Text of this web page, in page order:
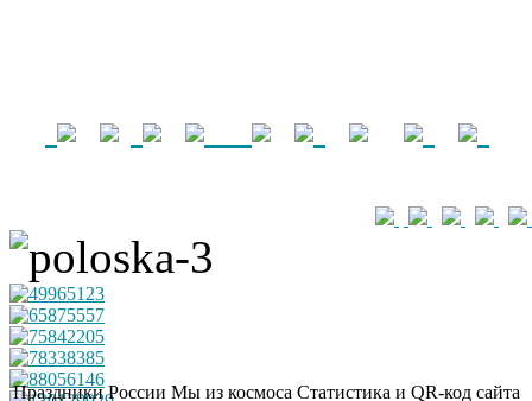
Праздники России Мы из космоса Статистика и QR-код сайта